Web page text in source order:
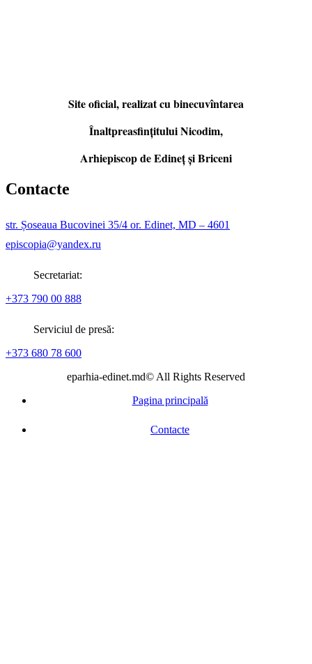
Site oficial, realizat cu binecuvîntarea
Înaltpreasfințitului Nicodim,
Arhiepiscop de Edineţ şi Briceni
Contacte
str. Șoseaua Bucovinei 35/4 or. Edinet, MD – 4601
episcopia@yandex.ru
Secretariat:
+373 790 00 888
Serviciul de presă:
+373 680 78 600
eparhia-edinet.md© All Rights Reserved
Pagina principală
Contacte